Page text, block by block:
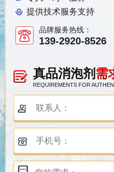
真品消泡剂 需
REQUIREMENTS FOR
提供技术服务支持
品牌服务热线：
139-2920-8526